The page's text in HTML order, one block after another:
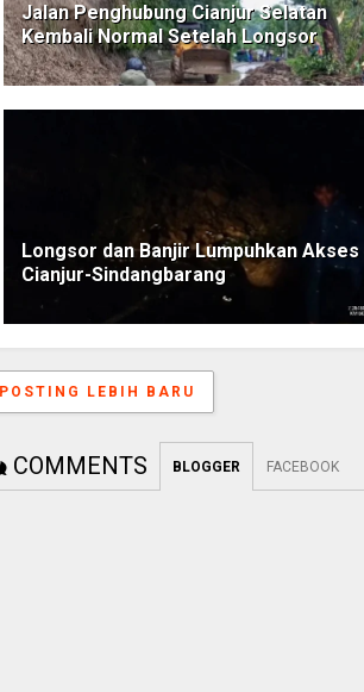
Jalan Penghubung Cianjur Selatan
Kembali Normal Setelah Longsor
Longsor dan Banjir Lumpuhkan Akses
Cianjur-Sindangbarang
POSTING LEBIH BARU
COMMENTS BLOGGER FACEBOOK